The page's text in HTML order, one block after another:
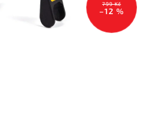
799 Kč
–12 %